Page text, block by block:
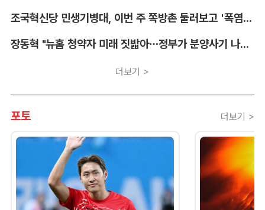
조국혁신당 민생기병대, 이번 주 쪽방촌 둘러보고 '폭염 종합 대책' 낸다
장동혁 "뉴홈 청약자 미래 짓밟아…정부가 분양사기 나선 것"
더보기 >
포토 더보기 >